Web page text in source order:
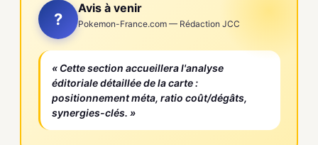
?
Avis à venir
Pokemon-France.com — Rédaction JCC
« Cette section accueillera l'analyse
éditoriale détaillée de la carte :
positionnement méta, ratio coût/dégâts,
synergies-clés. »